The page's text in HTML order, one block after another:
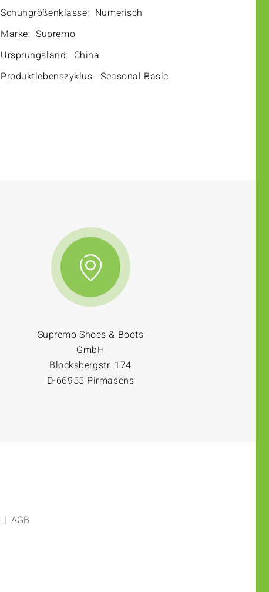
Schuhgrößenklasse: Numerisch
Marke: Supremo
Ursprungsland: China
Produktlebenszyklus: Seasonal Basic
Supremo Shoes & Boots
GmbH
Blocksbergstr. 174
D-66955 Pirmasens
AGB